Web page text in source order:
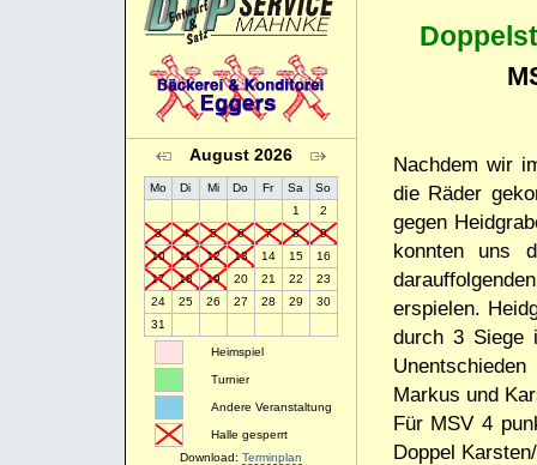
1. Jungen-15
August 2026
Mo Di Mi Do Fr Sa
So
1
2
3
4 5 6 7 8
9
10
11 12 13 14 15
16
17
18 19 20 21 22
23
24
25 26 27 28 29
30
31
Heimspiel
Turnier
Andere Veranstaltung
Halle gesperrt
Download: Terminplan
Nachdem wir
die Räder
gegen
konnten uns
erspielen.
durch 3 Siege
Markus und
Für MSV 4
Doppel